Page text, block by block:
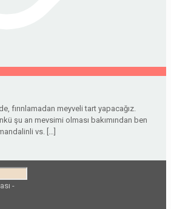
fırınlamadan meyveli tart yapacağız.
şu an mevsimi olması bakımından ben
vs. […]
-